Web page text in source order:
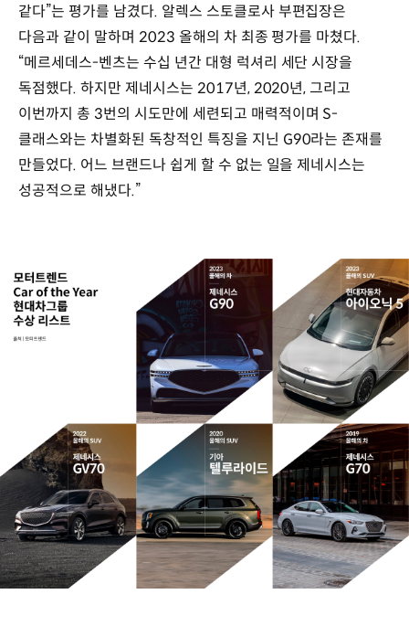
같다”는 평가를 남겼다. 알렉스 스토클로사 부편집장은
다음과 같이 말하며 2023 올해의 차 최종 평가를 마쳤다.
“메르세데스-벤츠는 수십 년간 대형 럭셔리 세단 시장을
독점했다. 하지만 제네시스는 2017년, 2020년, 그리고
이번까지 총 3번의 시도만에 세련되고 매력적이며 S-
클래스와는 차별화된 독창적인 특징을 지닌 G90라는 존재를
만들었다. 어느 브랜드나 쉽게 할 수 없는 일을 제네시스는
성공적으로 해냈다.”